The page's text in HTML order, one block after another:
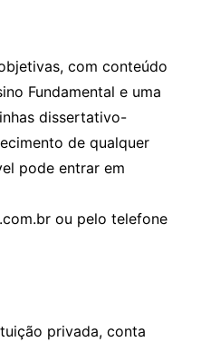
com conteúdo
Fundamental e uma
dissertativo-
de qualquer
pode entrar em
ou pelo telefone
privada, conta